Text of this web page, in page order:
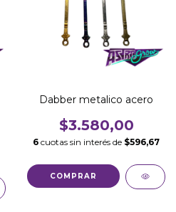
Dabber metalico acero
$3.580,00
6 cuotas sin interés de $596,67